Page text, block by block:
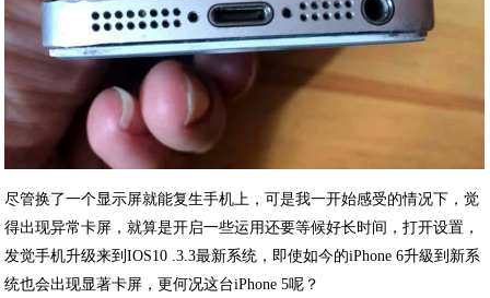
尽管换了一个显示屏就能复生手机上，可是我一开始感受的情况下，觉
得出现异常卡屏，就算是开启一些运用还要等候好长时间，打开设置，
发觉手机升级来到IOS10 .3.3最新系统，即使如今的iPhone 6升級到新系
统也会出现显著卡屏，更何况这台iPhone 5呢？